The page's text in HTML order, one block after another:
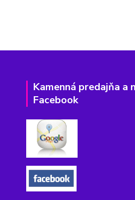
Kamenná predajňa a
Facebook